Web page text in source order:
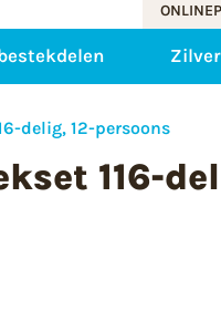
delig, 12-persoons
116-